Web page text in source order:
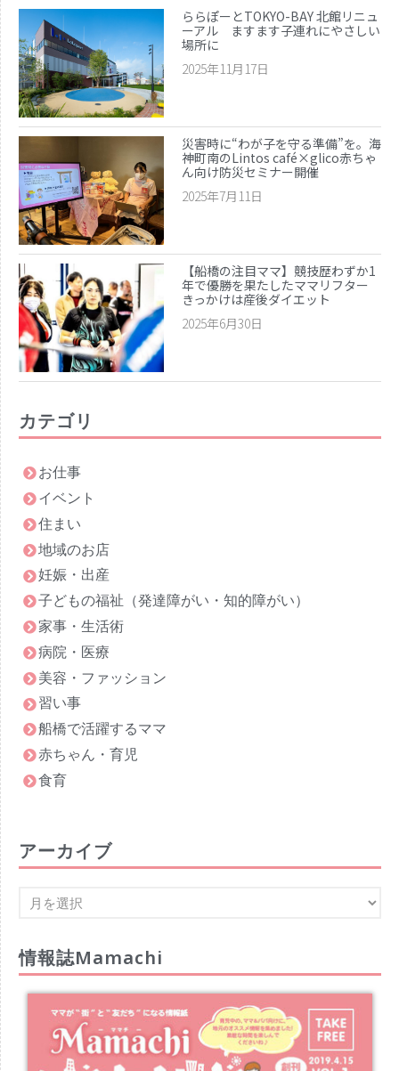
ららぽーとTOKYO-BAY 北館リニュ
ーアル ますます子連れにやさしい
場所に
2025年11月17日
災害時に“わが子を守る準備”を。海
神町南のLintos café×glico赤ちゃ
ん向け防災セミナー開催
2025年7月11日
【船橋の注目ママ】競技歴わずか1
年で優勝を果たしたママリフター
きっかけは産後ダイエット
2025年6月30日
カテゴリ
お仕事
イベント
住まい
地域のお店
妊娠・出産
子どもの福祉（発達障がい・知的障がい）
家事・生活術
病院・医療
美容・ファッション
習い事
船橋で活躍するママ
赤ちゃん・育児
食育
アーカイブ
情報誌Mamachi